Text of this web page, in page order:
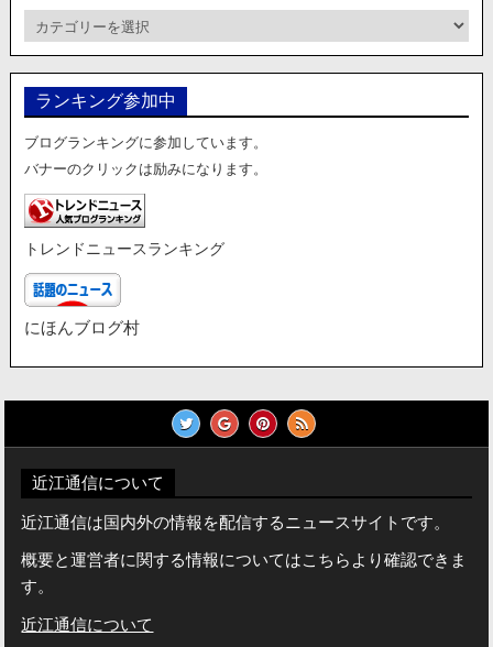
テ
リ
ランキング参加中
ブログランキングに参加しています。
バナーのクリックは励みになります。
トレンドニュースランキング
にほんブログ村
近江通信について
近江通信は国内外の情報を配信するニュースサイトです。
概要と運営者に関する情報についてはこちらより確認できま
す。
近江通信について